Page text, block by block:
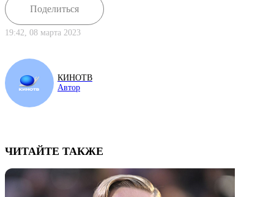
Поделиться
19:42, 08 марта 2023
КИНОТВ
Автор
ЧИТАЙТЕ ТАКЖЕ